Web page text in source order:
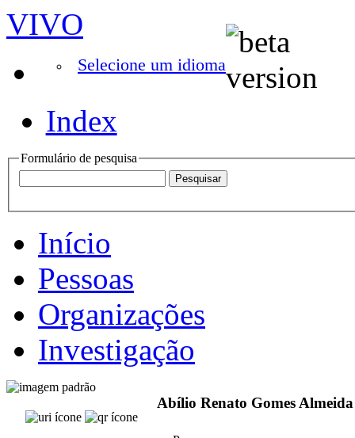
VIVO
Selecione um idioma
Index
Formulário de pesquisa
Início
Pessoas
Organizações
Investigação
Abílio Renato Gomes Almeida